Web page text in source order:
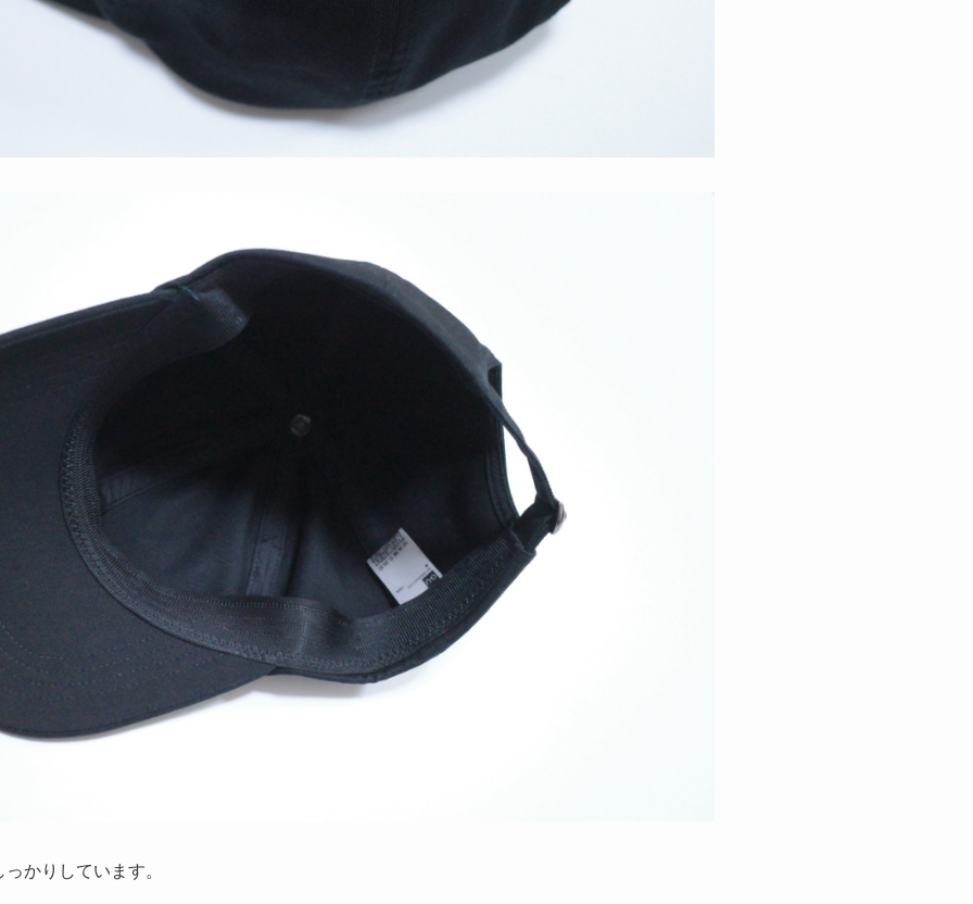
かりしています。